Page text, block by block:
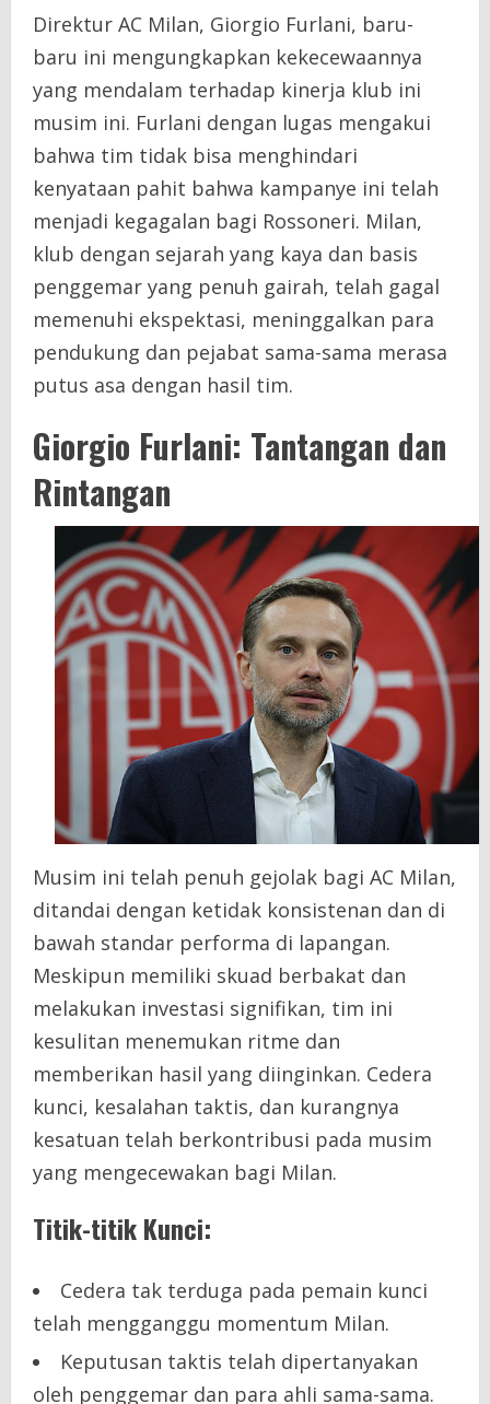
Direktur AC Milan, Giorgio Furlani, baru-
baru ini mengungkapkan kekecewaannya
yang mendalam terhadap kinerja klub ini
musim ini. Furlani dengan lugas mengakui
bahwa tim tidak bisa menghindari
kenyataan pahit bahwa kampanye ini telah
menjadi kegagalan bagi Rossoneri. Milan,
klub dengan sejarah yang kaya dan basis
penggemar yang penuh gairah, telah gagal
memenuhi ekspektasi, meninggalkan para
pendukung dan pejabat sama-sama merasa
putus asa dengan hasil tim.
Giorgio Furlani: Tantangan dan
Rintangan
Musim ini telah penuh gejolak bagi AC Milan,
ditandai dengan ketidak konsistenan dan di
bawah standar performa di lapangan.
Meskipun memiliki skuad berbakat dan
melakukan investasi signifikan, tim ini
kesulitan menemukan ritme dan
memberikan hasil yang diinginkan. Cedera
kunci, kesalahan taktis, dan kurangnya
kesatuan telah berkontribusi pada musim
yang mengecewakan bagi Milan.
Titik-titik Kunci:
Cedera tak terduga pada pemain kunci
telah mengganggu momentum Milan.
Keputusan taktis telah dipertanyakan
oleh penggemar dan para ahli sama-sama.